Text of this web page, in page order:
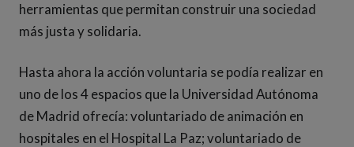
herramientas que permitan construir una sociedad
más justa y solidaria.
Hasta ahora la acción voluntaria se podía realizar en
uno de los 4 espacios que la Universidad Autónoma
de Madrid ofrecía: voluntariado de animación en
hospitales en el Hospital La Paz; voluntariado de